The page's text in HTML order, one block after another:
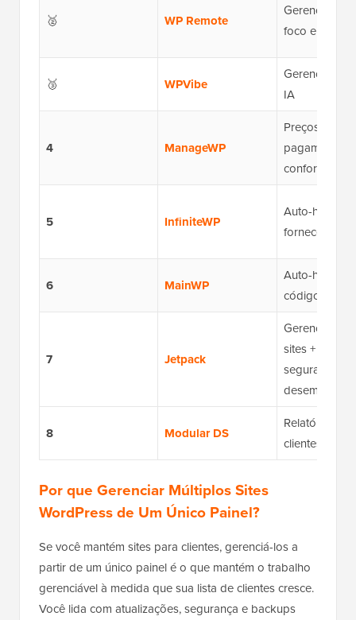
🥈 WP Remote
foco em
🥉 WPVibe
IA
4 ManageWP
Preços de
pagamento
conforme o
5 InfiniteWP
Auto-
fornecedor
6 MainWP
Auto-
código
7 Jetpack
sites +
segurança e
desempenho
8 Modular DS
Relatórios
clientes
Por que Gerenciar Múltiplos Sites
WordPress de Um Único Painel?
Se você mantém sites para clientes, gerenciá-los a
partir de um único painel é o que mantém o trabalho
gerenciável à medida que sua lista de clientes cresce.
Você lida com atualizações, segurança e backups